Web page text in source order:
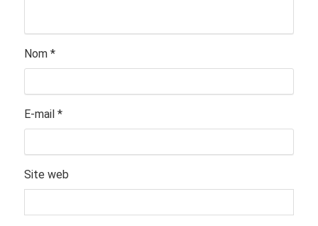
Nom *
E-mail *
Site web